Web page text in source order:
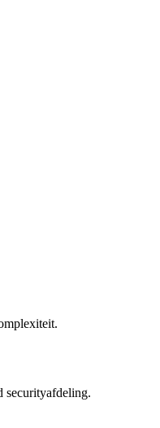
securityafdeling.